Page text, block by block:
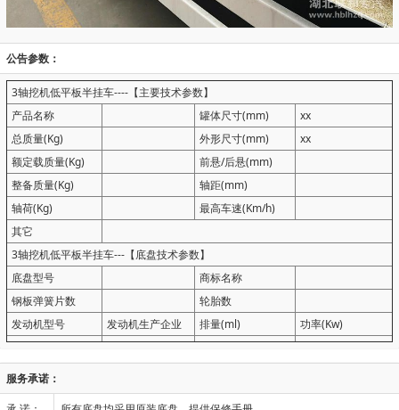
公告参数：
3轴挖机低平板半挂车----【主要技术参数】
产品名称
罐体尺寸(mm)
xx
总质量(Kg)
外形尺寸(mm)
xx
额定载质量(Kg)
前悬/后悬(mm)
整备质量(Kg)
轴距(mm)
轴荷(Kg)
最高车速(Km/h)
其它
3轴挖机低平板半挂车---【底盘技术参数】
底盘型号
商标名称
钢板弹簧片数
轮胎数
发动机型号
发动机生产企业 排量(ml) 功率(Kw)
服务承诺：